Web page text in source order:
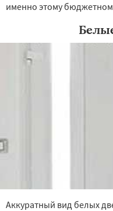
именно этому
Аккуратный вид белых